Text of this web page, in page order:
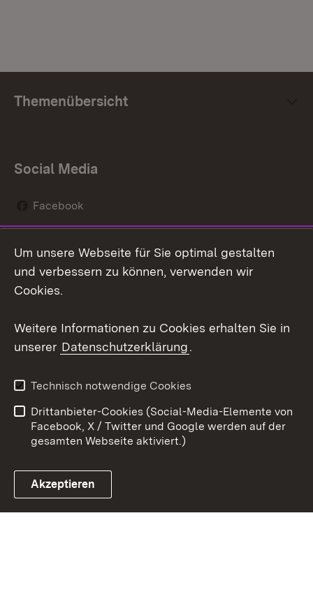
Themenübersicht
Social Media
Facebook
Social Wall
Youtube
Link zum Landesportal
Kontakt
Datenschutz
Barrierefreiheit
Impressum Cookies
Um unsere Webseite für Sie optimal gestalten
und verbessern zu können, verwenden wir
Cookies.
Weitere Informationen zu Cookies erhalten Sie in
unserer Datenschutzerklärung.
Technisch notwendige Cookies
Drittanbieter-Cookies (Social-Media-Elemente von
Facebook, X / Twitter und Google werden auf der
gesamten Webseite aktiviert.)
Akzeptieren